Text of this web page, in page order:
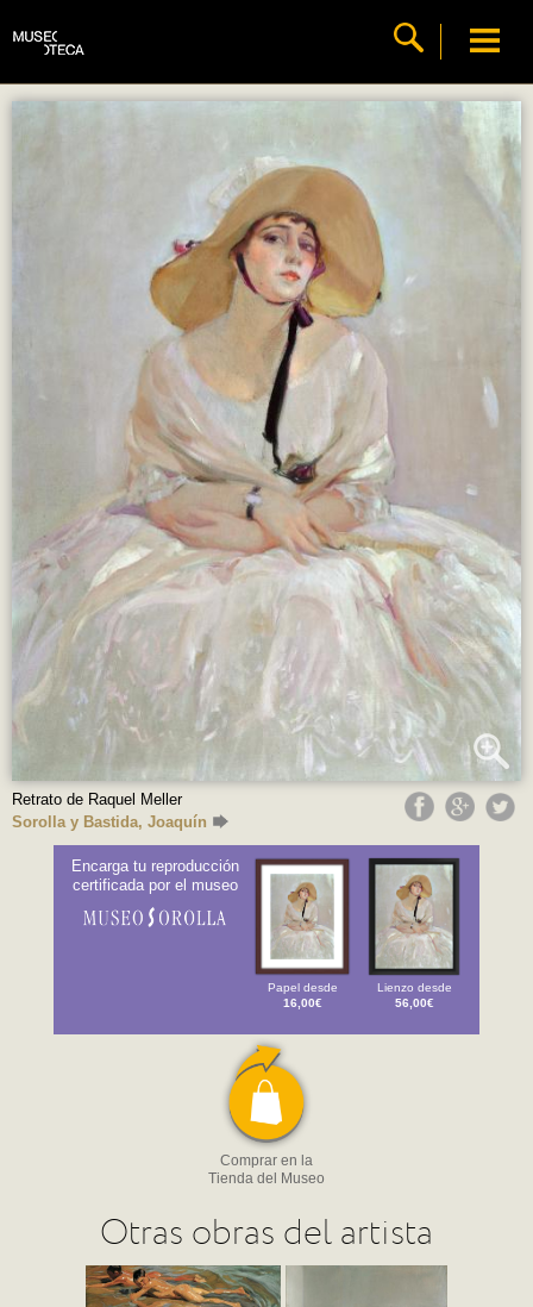
Retrato de Raquel Meller
Sorolla y Bastida, Joaquín
Encarga tu reproducción
certificada por el museo
Papel desde
16,00€
Lienzo desde
56,00€
Comprar en la
Tienda del Museo
Otras obras del artista